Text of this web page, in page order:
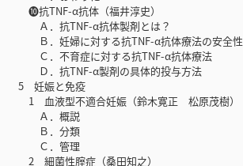
❿抗TNF-α抗体（福井淳史）
Ａ．抗TNF-α抗体製剤とは？
Ｂ．妊婦に対する抗TNF-α抗体療法の安全性
Ｃ．不育症に対する抗TNF-α抗体療法
Ｄ．抗TNF-α製剤の具体的投与方法
5 妊娠と免疫
1 血液型不適合妊娠（鈴木寛正 松原茂樹）
Ａ．概説
Ｂ．分類
Ｃ．管理
2 細菌性腟症（桑田知之）